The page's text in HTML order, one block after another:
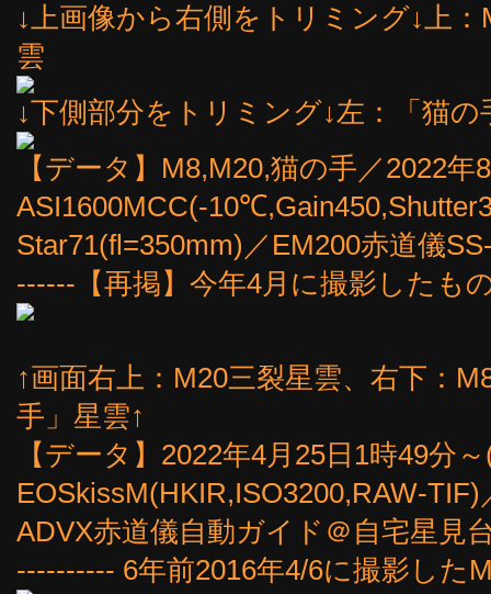
↓上画像から右側をトリミング↓上
雲
↓下側部分をトリミング↓左：「猫
【データ】M8,M20,猫の手／2022
ASI1600MCC(-
Star71(fl=350mm)／EM200赤道儀
------【再掲】今年4月に撮影したも
↑画面右上：M20三裂星雲、右下：
手」星雲↑
【データ】2022年4月25日1時49分
EOSkissM(HKIR,ISO3200,RAW-
ADVX赤道儀自動ガイド＠自宅星見
---------- 6年前2016年4/6に撮影した